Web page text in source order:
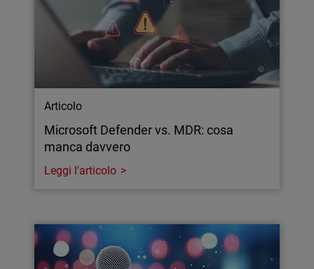
Articolo
Microsoft Defender vs. MDR: cosa
manca davvero
Leggi l'articolo